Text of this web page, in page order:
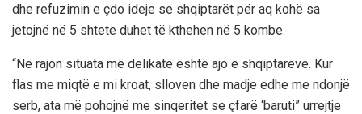
dhe refuzimin e çdo ideje se shqiptarët për aq kohë sa
jetojnë në 5 shtete duhet të kthehen në 5 kombe.
“Në rajon situata më delikate është ajo e shqiptarëve. Kur
flas me miqtë e mi kroat, slloven dhe madje edhe me ndonjë
serb, ata më pohojnë me sinqeritet se çfarë ‘baruti” urrejtje